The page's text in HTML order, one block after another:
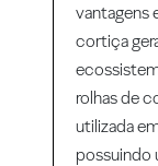
vantagens
cortiça
rolhas de
utilizada
possuindo